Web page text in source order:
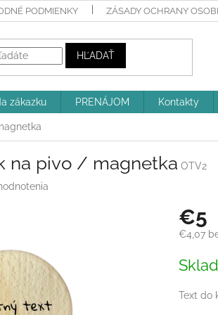
PODMIENKY ZÁSADY OCHRANY
HĽADAŤ
zákazku PRENÁJOM Kontakty
na pivo / magnetka OTV2
€5
€4,07
cena:
Text do